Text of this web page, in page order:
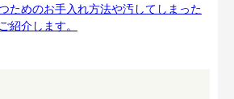
ためのお手入れ方法や汚してしまった
紹介します。